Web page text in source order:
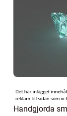
Handgjorda